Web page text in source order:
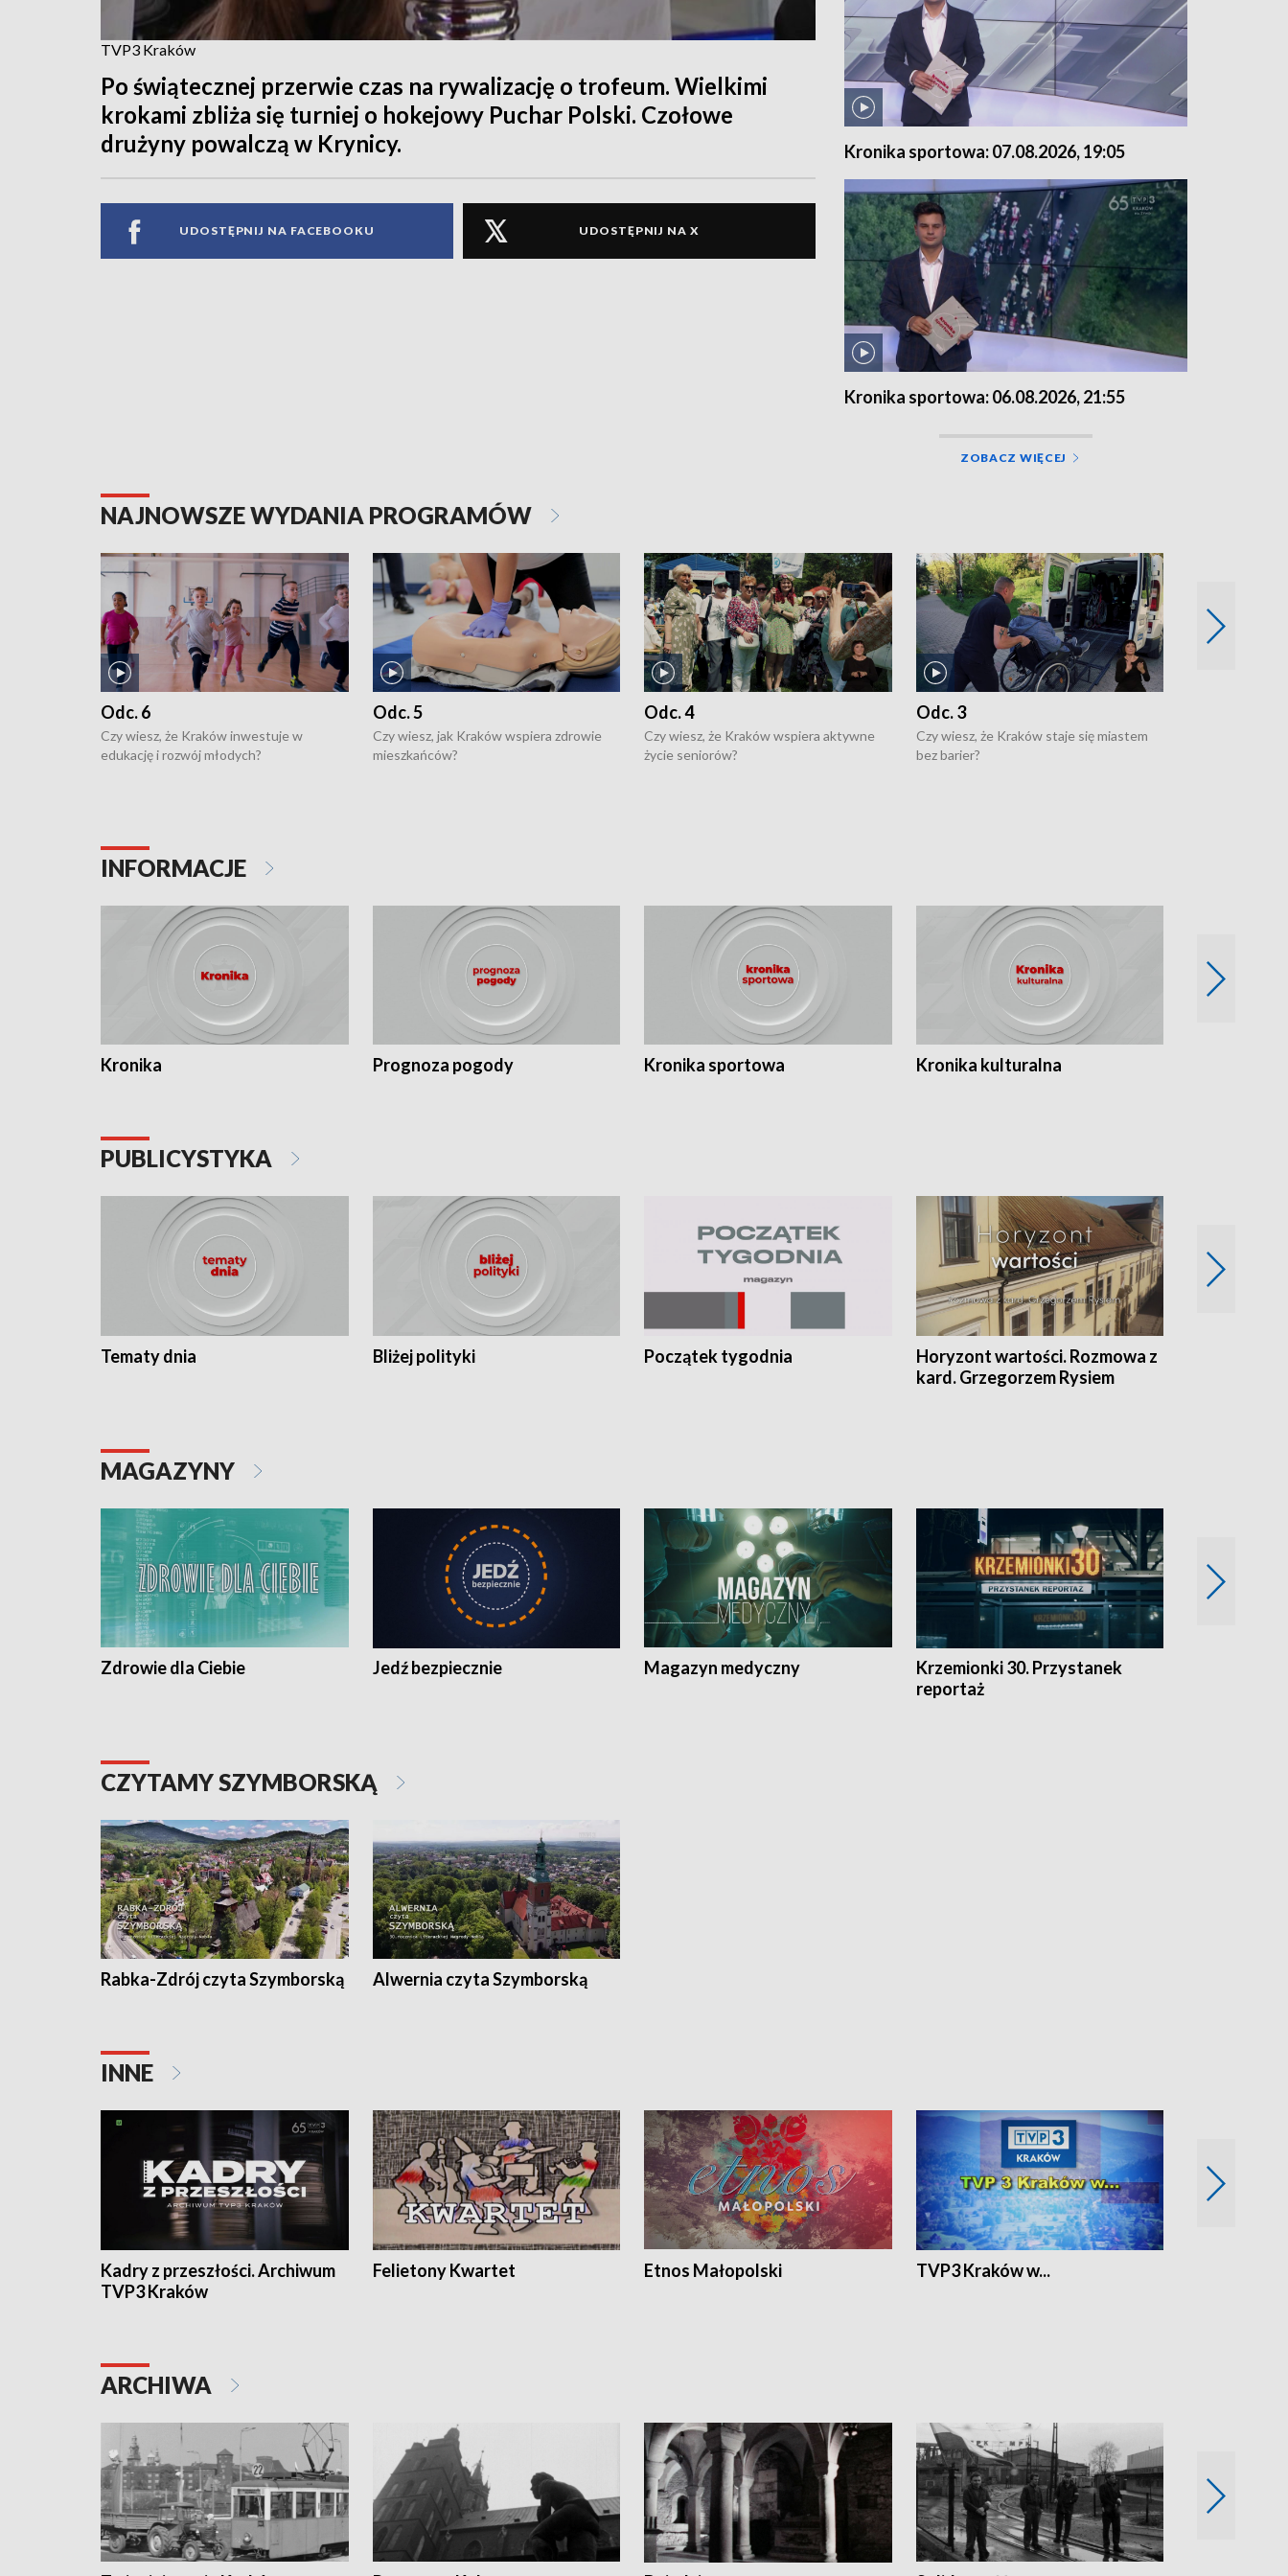
TVP3 Kraków
Po świątecznej przerwie czas na rywalizację o trofeum. Wielkimi
krokami zbliża się turniej o hokejowy Puchar Polski. Czołowe
drużyny powalczą w Krynicy.
UDOSTĘPNIJ NA FACEBOOKU UDOSTĘPNIJ NA X
Kronika sportowa: 07.08.2026, 19:05
Kronika sportowa: 06.08.2026, 21:55
ZOBACZ WIĘCEJ
NAJNOWSZE WYDANIA PROGRAMÓW
Odc. 6
Czy wiesz, że Kraków inwestuje w
edukację i rozwój młodych?
Odc. 5
Czy wiesz, jak Kraków wspiera zdrowie
mieszkańców?
Odc. 4
Czy wiesz, że Kraków wspiera aktywne
życie seniorów?
Odc. 3
Czy wiesz, że Kraków staje się miastem
bez barier?
INFORMACJE
Kronika Prognoza pogody Kronika sportowa Kronika kulturalna
PUBLICYSTYKA
Tematy dnia Bliżej polityki Początek tygodnia
Horyzont wartości. Rozmowa z
kard. Grzegorzem Rysiem
MAGAZYNY
Zdrowie dla Ciebie Jedź bezpiecznie Magazyn medyczny
Krzemionki 30. Przystanek
reportaż
CZYTAMY SZYMBORSKĄ
Rabka-Zdrój czyta Szymborską Alwernia czyta Szymborską
INNE
Kadry z przeszłości. Archiwum
TVP3 Kraków
Felietony Kwartet Etnos Małopolski TVP3 Kraków w...
ARCHIWA